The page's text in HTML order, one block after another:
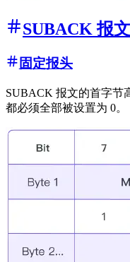
SUBACK 报
固定报头
SUBACK 报文的首字节
都必须全部被设置为 0。